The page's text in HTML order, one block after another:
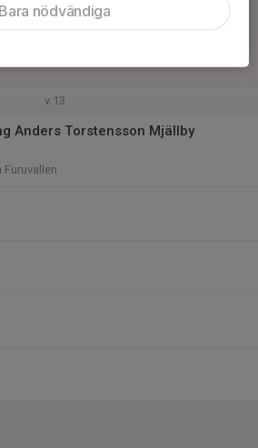
v.13
Anders Torstensson Mjällby
Bara nödvändiga